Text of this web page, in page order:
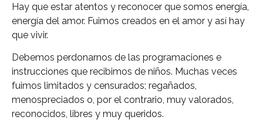
Hay que estar atentos y reconocer que somos energía,
energía del amor. Fuimos creados en el amor y así hay
que vivir.
Debemos perdonarnos de las programaciones e
instrucciones que recibimos de niños. Muchas veces
fuimos limitados y censurados; regañados,
menospreciados o, por el contrario, muy valorados,
reconocidos, libres y muy queridos.